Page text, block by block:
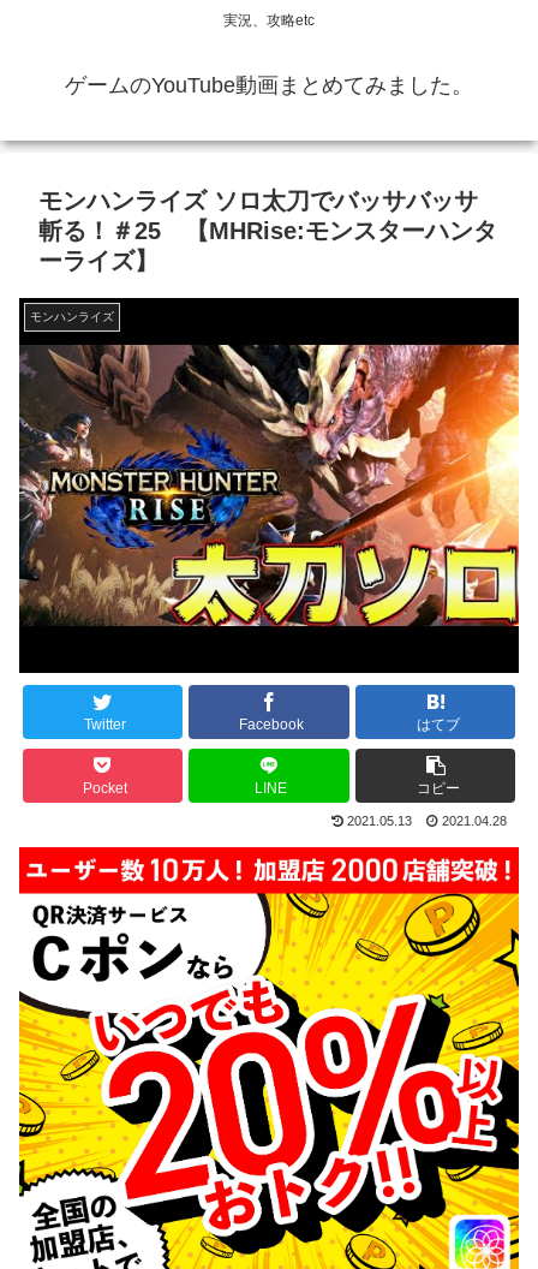
実況、攻略etc
ゲームのYouTube動画まとめてみました。
モンハンライズ ソロ太刀でバッサバッサ
斬る！＃25 【MHRise:モンスターハンタ
ーライズ】
モンハンライズ
Twitter Facebook はてブ
Pocket LINE コピー
2021.05.13 2021.04.28